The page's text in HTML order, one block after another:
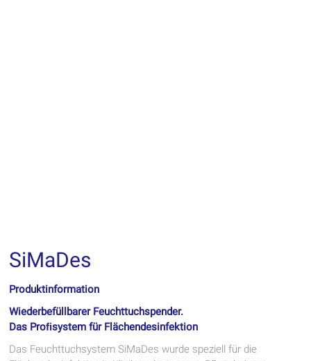
SiMaDes
Produktinformation
Wiederbefüllbarer Feuchttuchspender.
Das Proﬁsystem für Flächendesinfektion
Das Feuchttuchsystem SiMaDes wurde speziell für die